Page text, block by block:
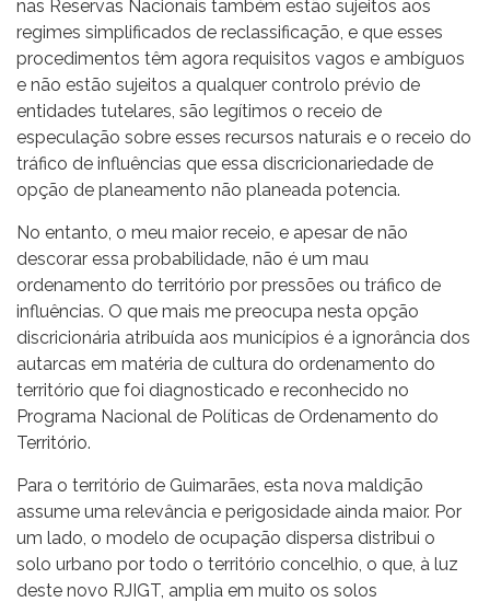
nas Reservas Nacionais também estão sujeitos aos
regimes simplificados de reclassificação, e que esses
procedimentos têm agora requisitos vagos e ambíguos
e não estão sujeitos a qualquer controlo prévio de
entidades tutelares, são legítimos o receio de
especulação sobre esses recursos naturais e o receio do
tráfico de influências que essa discricionariedade de
opção de planeamento não planeada potencia.
No entanto, o meu maior receio, e apesar de não
descorar essa probabilidade, não é um mau
ordenamento do território por pressões ou tráfico de
influências. O que mais me preocupa nesta opção
discricionária atribuída aos municípios é a ignorância dos
autarcas em matéria de cultura do ordenamento do
território que foi diagnosticado e reconhecido no
Programa Nacional de Políticas de Ordenamento do
Território.
Para o território de Guimarães, esta nova maldição
assume uma relevância e perigosidade ainda maior. Por
um lado, o modelo de ocupação dispersa distribui o
solo urbano por todo o território concelhio, o que, à luz
deste novo RJIGT, amplia em muito os solos